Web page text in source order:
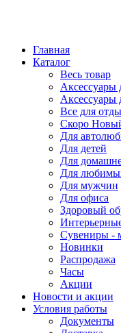
Главная
Каталог
Весь товар
Аксессуары
Аксессуары
Все для
Скоро
Для
Для детей
Для
Для
Для мужчин
Для офиса
Здоровый
Сувениры -
Новинки
Распродажа
Часы
Акции
Новости и акции
Условия работы
Документы